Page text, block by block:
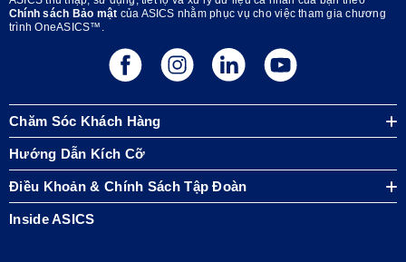
Chính sách Bảo mật của ASICS nhằm phục vụ cho việc tham gia chương
trình OneASICS™.
Chăm Sóc Khách Hàng
Hướng Dẫn Kích Cỡ
Điều Khoản & Chính Sách Tập Đoàn
Inside ASICS